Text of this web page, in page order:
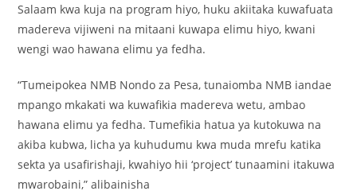
Salaam kwa kuja na program hiyo, huku akiitaka kuwafuata
madereva vijiweni na mitaani kuwapa elimu hiyo, kwani
wengi wao hawana elimu ya fedha.
“Tumeipokea NMB Nondo za Pesa, tunaiomba NMB iandae
mpango mkakati wa kuwafikia madereva wetu, ambao
hawana elimu ya fedha. Tumefikia hatua ya kutokuwa na
akiba kubwa, licha ya kuhudumu kwa muda mrefu katika
sekta ya usafirishaji, kwahiyo hii ‘project’ tunaamini itakuwa
mwarobaini,” alibainisha